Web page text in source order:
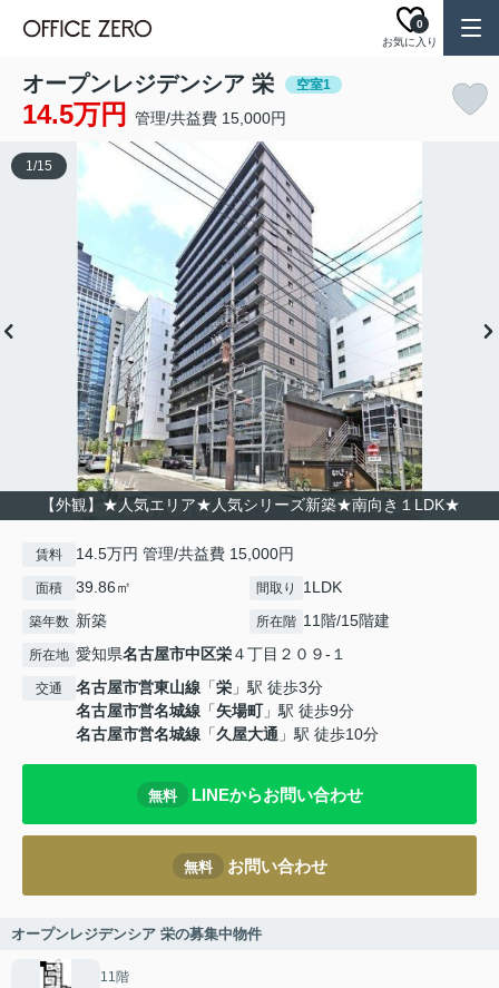
お気に入り
0
オープンレジデンシア 栄 空室1
14.5万円 管理/共益費 15,000円
【外観】★人気エリア★人気シリーズ新築★南向き１LDK★
1/15
賃料 14.5万円 管理/共益費 15,000円
面積 39.86㎡ 間取り 1LDK
築年数 新築 所在階 11階/15階建
所在地 愛知県名古屋市中区栄４丁目２０９-１
交通 名古屋市営東山線 「栄 」駅 徒歩3分
名古屋市営名城線 「矢場町」駅 徒歩9分
名古屋市営名城線 「久屋大通 」駅 徒歩10分
無料 LINEからお問い合わせ
無料 お問い合わせ
オープンレジデンシア 栄の募集中物件
11階